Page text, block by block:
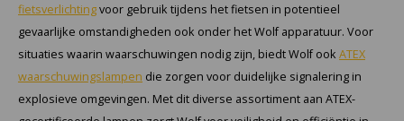
fietsverlichtingvoor gebruik tijdens het fietsen in potentieel
gevaarlijke omstandigheden ook onder het Wolf apparatuur. Voor
situaties waarin waarschuwingen nodig zijn, biedt Wolf ook ATEX
waarschuwingslampen die zorgen voor duidelijke signalering in
explosieve omgevingen. Met dit diverse assortiment aan ATEX-